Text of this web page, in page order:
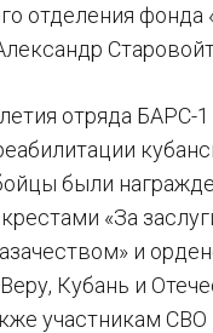
отделения фонда
отряда БАРС-1
были
«За
и
Кубань и
участникам СВО